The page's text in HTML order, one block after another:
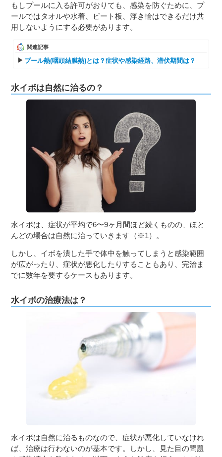
もしプールに入る許可がおりても、感染を防ぐために、プ
ールではタオルや水着、ビート板、浮き輪はできるだけ共
用しないようにする必要があります。
関連記事
プール熱(咽頭結膜熱)とは？症状や感染経路、潜伏期間は？
水イボは自然に治るの？
水イボは、症状が平均で6〜9ヶ月間ほど続くものの、ほと
んどの場合は自然に治っていきます（※1）。
しかし、イボを潰した手で体中を触ってしまうと感染範囲
が広がったり、症状が悪化したりすることもあり、完治ま
でに数年を要するケースもあります。
水イボの治療法は？
水イボは自然に治るものなので、症状が悪化していなけれ
ば、治療は行わないのが基本です。しかし、見た目の問題